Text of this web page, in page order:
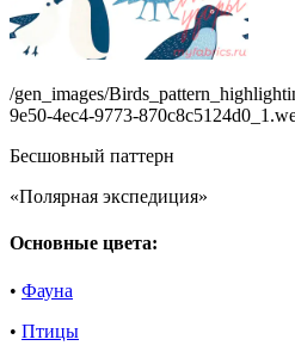
/gen_images/
9e50-4ec4-9773-
Бесшовный паттерн
«Полярная экспедиция»
Основные цвета:
• Фауна
• Птицы